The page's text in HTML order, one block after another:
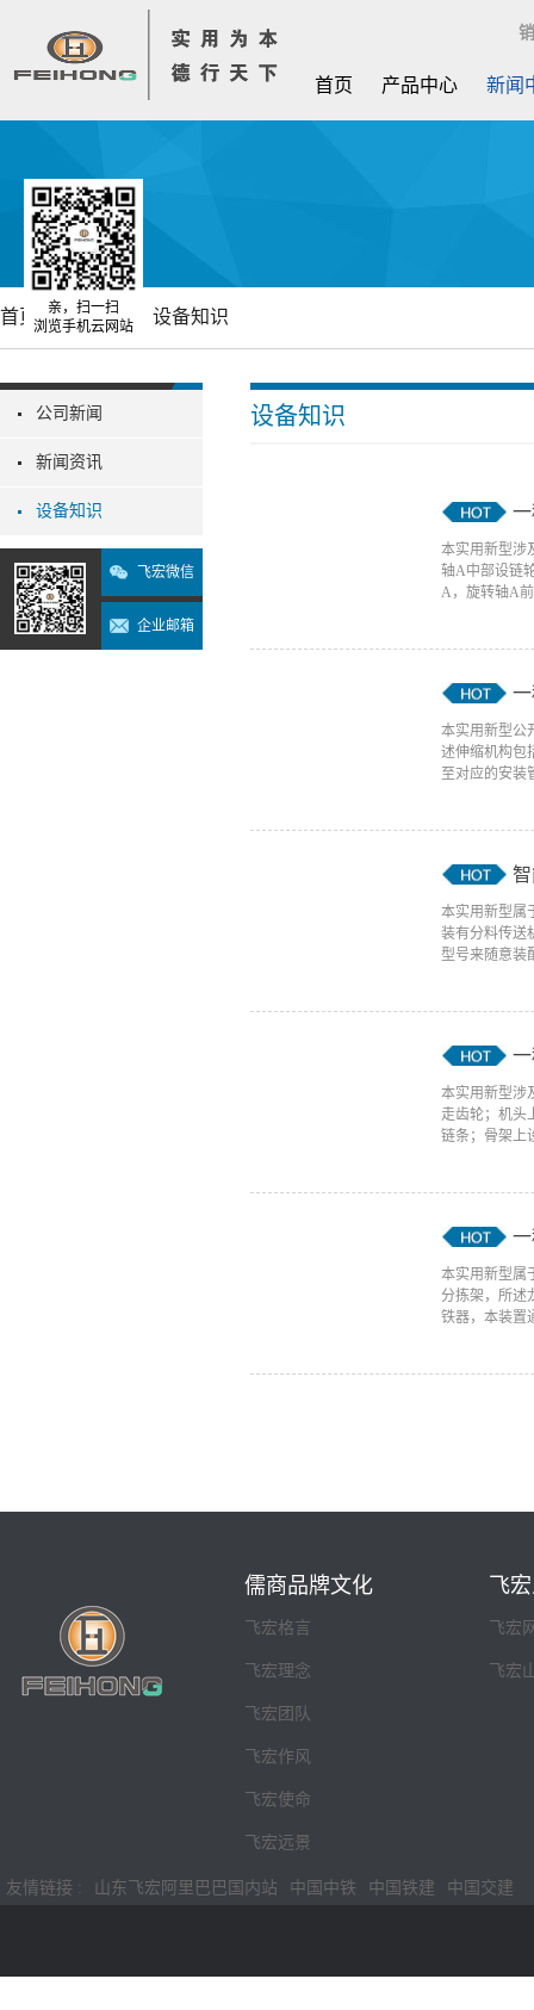
首页 产品中心 新闻
公司新闻
新闻资讯
设备知识
飞宏微信
企业邮箱
首页 新闻中心 设备知识
设备知识
本实用新型涉
轴A中部设链
A，旋转轴A
本实用新型公
述伸缩机构包
至对应的安装
本实用新型属
装有分料传送
型号来随意装
本实用新型涉
走齿轮；机头
链条；骨架上
本实用新型属
分拣架，所述
铁器，本装置
儒商品牌文化
飞宏格言
飞宏理念
飞宏团队
飞宏作风
飞宏使命
飞宏远景
飞
飞宏
飞宏
友情链接 : 山东飞宏阿里巴巴国内站 中国中铁 中国铁建 中国交建
亲，扫一扫
浏览手机云网站